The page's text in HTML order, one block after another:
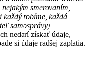
smerovaním,
každý robíme, každá
samosprávy)
nedarí získať údaje,
si údaje radšej zaplatia.